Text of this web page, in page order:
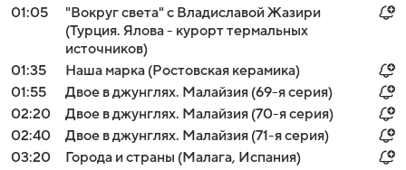
01:05
"Вокруг света" с Владиславой Жазири
(Турция. Ялова - курорт термальных
источников)
01:35
Наша марка (Ростовская керамика)
01:55
Двое в джунглях. Малайзия (69-я серия)
02:20
Двое в джунглях. Малайзия (70-я серия)
02:40
Двое в джунглях. Малайзия (71-я серия)
03:20
Города и страны (Малага, Испания)